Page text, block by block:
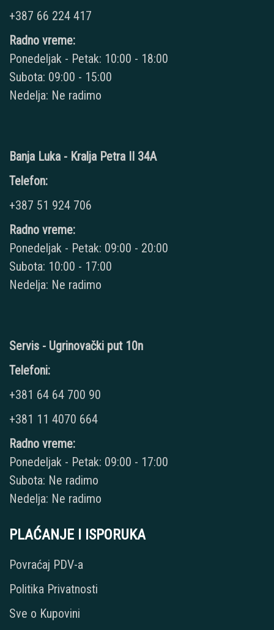
+387 66 224 417
Radno vreme:
Ponedeljak - Petak: 10:00 - 18:00
Subota: 09:00 - 15:00
Nedelja: Ne radimo
Banja Luka - Kralja Petra II 34A
Telefon:
+387 51 924 706
Radno vreme:
Ponedeljak - Petak: 09:00 - 20:00
Subota: 10:00 - 17:00
Nedelja: Ne radimo
Servis - Ugrinovački put 10n
Telefoni:
+381 64 64 700 90
+381 11 4070 664
Radno vreme:
Ponedeljak - Petak: 09:00 - 17:00
Subota: Ne radimo
Nedelja: Ne radimo
PLAĆANJE I ISPORUKA
Povraćaj PDV-a
Politika Privatnosti
Sve o Kupovini